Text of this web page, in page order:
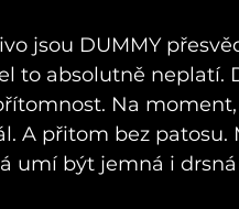
jsou DUMMY
to absolutně neplatí.
Na
A přitom bez patosu.
umí být jemná i drsná